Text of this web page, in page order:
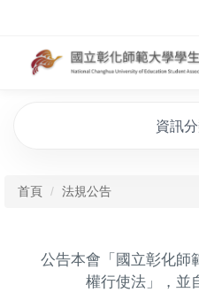
資訊
首頁 法規公告
公告本會「國立彰化師
權行使法」，並